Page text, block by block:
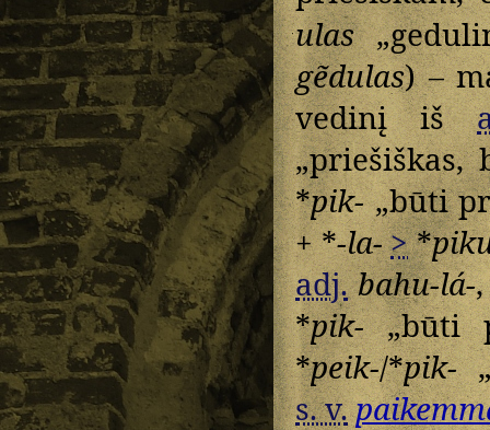
ulas
gẽdulas) –
vedinį iš
„priešiškas,
*pik-„būti
+ *-la- >*
adj. bahu-lá-
*pik-„būti
*peik-/*pik-
s. v.